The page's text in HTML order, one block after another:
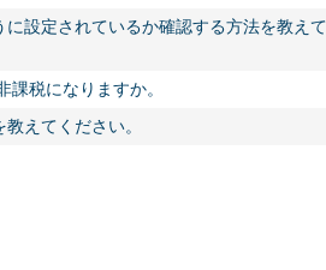
設定されているか確認する方法を教え
税になりますか。
えてください。